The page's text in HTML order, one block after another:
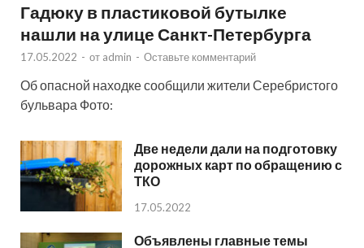
Гадюку в пластиковой бутылке
нашли на улице Санкт-Петербурга
17.05.2022 - от admin - Оставьте комментарий
Об опасной находке сообщили жители Серебристого
бульвара Фото:
Две недели дали на подготовку
дорожных карт по обращению с
ТКО
17.05.2022
Объявлены главные темы